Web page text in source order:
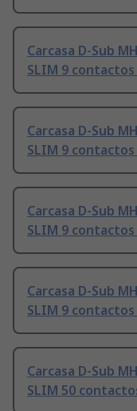
Carcasa D-Sub
SLIM 9 contactos
Carcasa D-Sub
SLIM 9 contactos
Carcasa D-Sub
SLIM 9 contactos
Carcasa D-Sub
SLIM 9 contactos
Carcasa D-Sub
SLIM 50